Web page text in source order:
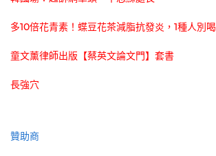
多10倍花青素！蝶豆花茶減脂抗發炎，1種人別喝
童文薰律師出版【蔡英文論文門】套書
長強穴
贊助商